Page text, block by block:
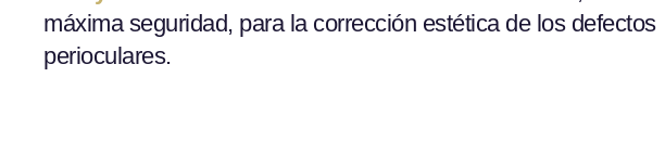
máxima seguridad, para la corrección estética de los defectos
perioculares.